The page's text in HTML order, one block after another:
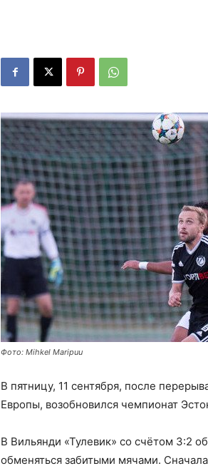
Фото: Mihkel Maripuu
В пятницу, 11 сентября, после
Европы, возобновился чемпионат
В Вильянди «Тулевик» со счётом 3:2
обменяться забитыми мячами.